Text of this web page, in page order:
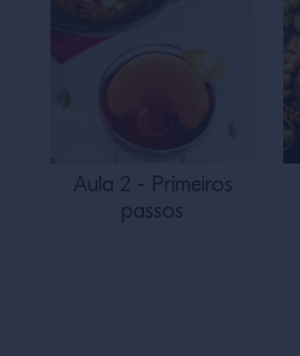
Aula 2 - Primeiros
passos